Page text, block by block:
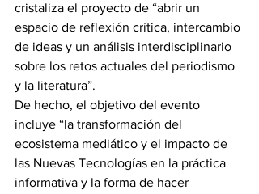
cristaliza el proyecto de “abrir un
espacio de reflexión crítica, intercambio
de ideas y un análisis interdisciplinario
sobre los retos actuales del periodismo
y la literatura”.
De hecho, el objetivo del evento
incluye “la transformación del
ecosistema mediático y el impacto de
las Nuevas Tecnologías en la práctica
informativa y la forma de hacer